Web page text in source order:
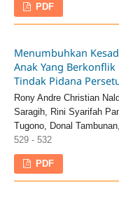
PDF
Menumbuhkan
Anak Yang
Tindak Pidana
Rony Andre Christian
Saragih, Rini Syarifah
Tugono, Donal
529 - 532
PDF